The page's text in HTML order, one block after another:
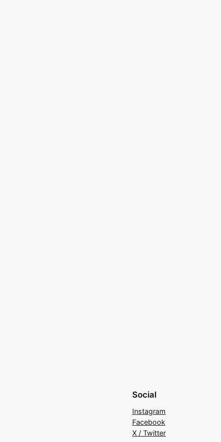
Social
Instagram
Facebook
X / Twitter